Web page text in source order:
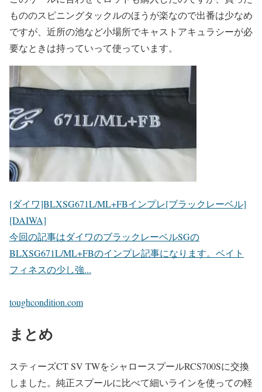
もののスピニングタックルのほうが楽なので出番は少なめ
ですが、近所の池など小場所でキャストアキュラシーが必
要なときは持っていって使っています。
[ダイワ]BLXSG671L/ML+FBインプレ[ブラックレーベル]
[DAIWA]
今回の記事はダイワのブラックレーベルSGの
BLXSG671L/ML+FBのインプレ記事になります。ベイト
フィネスの少し強...
toughcondition.com
まとめ
スティーズCT SV TWをシャロースプールRCS700Sに交換
しました。純正スプールに比べて細いラインを使っての軽